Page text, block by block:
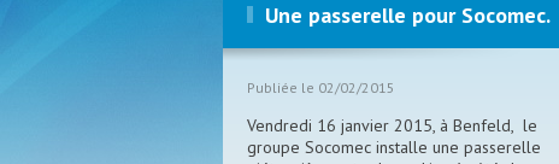
Une passerelle pour Socomec.
Publiée le 02/02/2015
Vendredi 16 janvier 2015, à Benfeld, le
groupe Socomec installe une passerelle